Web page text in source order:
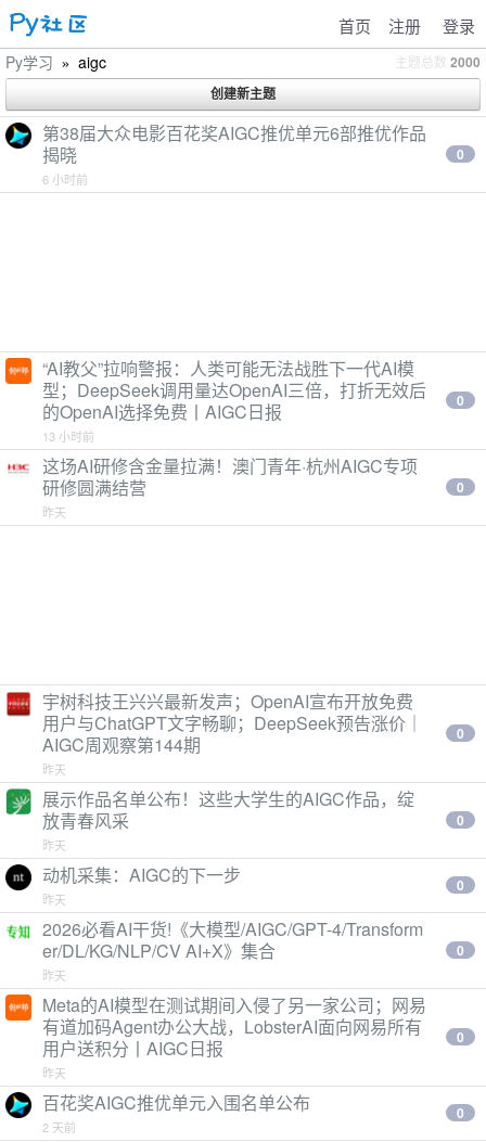
首页 注册 登录
主题总数 2000
Py学习 » aigc
第38届大众电影百花奖AIGC推优单元6部推优作品
揭晓
6 小时前
0
“AI教父”拉响警报：人类可能无法战胜下一代AI模
型；DeepSeek调用量达OpenAI三倍，打折无效后
的OpenAI选择免费丨AIGC日报
13 小时前
0
这场AI研修含金量拉满！澳门青年·杭州AIGC专项
研修圆满结营
昨天
0
宇树科技王兴兴最新发声；OpenAI宣布开放免费
用户与ChatGPT文字畅聊；DeepSeek预告涨价｜
AIGC周观察第144期
昨天
0
展示作品名单公布！这些大学生的AIGC作品，绽
放青春风采
昨天
0
动机采集：AIGC的下一步
昨天
0
2026必看AI干货!《大模型/AIGC/GPT-4/Transform
er/DL/KG/NLP/CV AI+X》集合
昨天
0
Meta的AI模型在测试期间入侵了另一家公司；网易
有道加码Agent办公大战，LobsterAI面向网易所有
用户送积分丨AIGC日报
昨天
0
百花奖AIGC推优单元入围名单公布
2 天前
0